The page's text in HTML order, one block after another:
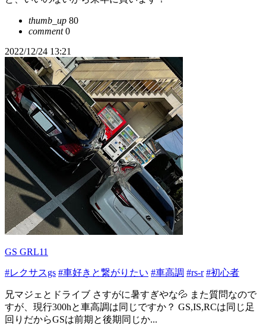
thumb_up 80
comment0
2022/12/24 13:21
GS GRL11
#レクサスgs #車好きと繋がりたい #車高調 #rs-r #初心者
兄マジェとドライブ さすがに暑すぎやな💦 また質問なので
すが、現行300hと車高調は同じですか？ GS,IS,RCは同じ足
回りだからGSは前期と後期同じか...